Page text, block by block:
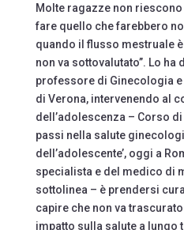
Molte ragazze non
fare quello che farebbero
quando il flusso mestruale è
non va sottovalutato”. Lo ha
professore di Ginecologia
di Verona, intervenendo al
dell’adolescenza – Corso
passi nella salute
dell’adolescente’, oggi a
specialista e del medico di
sottolinea – è prendersi
capire che non va
impatto sulla salute a lungo